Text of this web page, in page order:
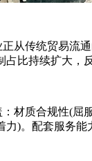
传统贸易流通
比持续扩大，
质合规性(屈服
)。配套服务